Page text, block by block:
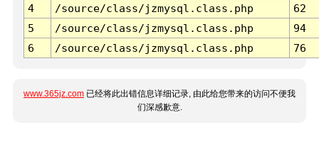
4
/source/class/jzmysql.class.php
62
5
/source/class/jzmysql.class.php
94
6
/source/class/jzmysql.class.php 76
www.365jz.com 已经将此出错信息详细记录, 由此给您带来的访问不便我
们深感歉意.